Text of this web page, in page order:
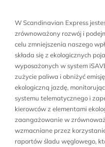
W Scandinavian Express
zrównoważony rozwój i
celu zmniejszenia naszego
składa się z ekologicznych
wyposażonych w system
zużycie paliwa i obniżyć
ekologiczną jazdę,
systemu telematycznego i
kierowców z elementami
zaangażowanie w
wzmacniane przez
raportów śladu węglowego,